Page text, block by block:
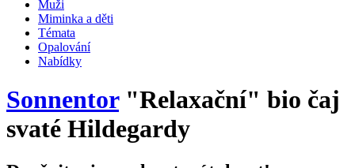
Muži
Miminka a děti
Témata
Opalování
Nabídky
Sonnentor"Relaxační" bio čaj
svaté Hildegardy